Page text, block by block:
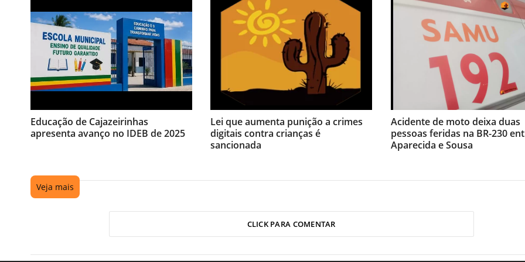
Educação de Cajazeirinhas
apresenta avanço no IDEB de 2025
Lei que aumenta punição a crimes
digitais contra crianças é
sancionada
Acidente de moto deixa duas
pessoas feridas na BR-230
Aparecida e Sousa
Veja mais
CLICK PARA COMENTAR